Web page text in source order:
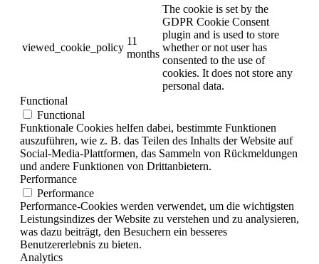
viewed_cookie_policy
11
months
The cookie is set by the
GDPR Cookie Consent
plugin and is used to store
whether or not user has
consented to the use of
cookies. It does not store any
personal data.
Functional
Functional
Funktionale Cookies helfen dabei, bestimmte Funktionen
auszuführen, wie z. B. das Teilen des Inhalts der Website auf
Social-Media-Plattformen, das Sammeln von Rückmeldungen
und andere Funktionen von Drittanbietern.
Performance
Performance
Performance-Cookies werden verwendet, um die wichtigsten
Leistungsindizes der Website zu verstehen und zu analysieren,
was dazu beiträgt, den Besuchern ein besseres
Benutzererlebnis zu bieten.
Analytics